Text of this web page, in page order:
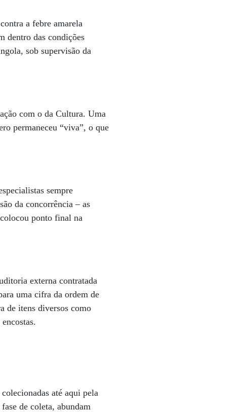
a febre amarela
dentro das condições
sob supervisão da
com o da Cultura. Uma
permaneceu “viva”, o que
sempre
da concorrência – as
ponto final na
externa contratada
uma cifra da ordem de
de itens diversos como
até aqui pela
de coleta, abundam